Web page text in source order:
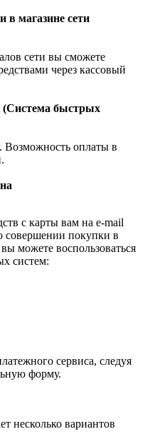
в магазине сети
сети вы сможете
через кассовый
(Система быстрых
Возможность оплаты в
с карты вам на e-mail
совершении покупки в
можете воспользоваться
систем:
сервиса, следуя
форму.
несколько вариантов